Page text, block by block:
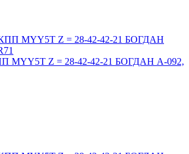
MYY5T Z = 28-42-42-21 БОГДАН А-092,